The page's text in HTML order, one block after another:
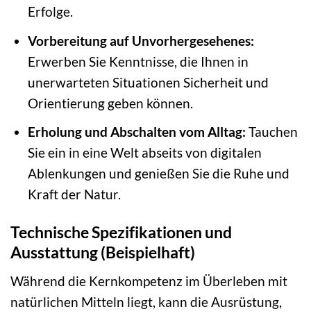
Erfolge.
Vorbereitung auf Unvorhergesehenes:
Erwerben Sie Kenntnisse, die Ihnen in
unerwarteten Situationen Sicherheit und
Orientierung geben können.
Erholung und Abschalten vom Alltag: Tauchen
Sie ein in eine Welt abseits von digitalen
Ablenkungen und genießen Sie die Ruhe und
Kraft der Natur.
Technische Spezifikationen und
Ausstattung (Beispielhaft)
Während die Kernkompetenz im Überleben mit
natürlichen Mitteln liegt, kann die Ausrüstung,